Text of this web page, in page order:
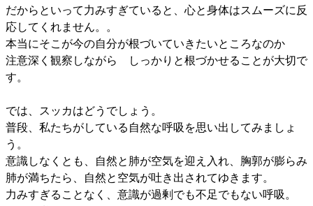
だからといって力みすぎていると、心と身体はスムーズに反
応してくれません。。
本当にそこが今の自分が根づいていきたいところなのか
注意深く観察しながら しっかりと根づかせることが大切で
す。
では、スッカはどうでしょう。
普段、私たちがしている自然な呼吸を思い出してみましょ
う。
意識しなくとも、自然と肺が空気を迎え入れ、胸郭が膨らみ
肺が満ちたら、自然と空気が吐き出されてゆきます。
力みすぎることなく、意識が過剰でも不足でもない呼吸。